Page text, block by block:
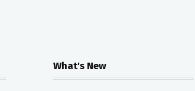
What's New